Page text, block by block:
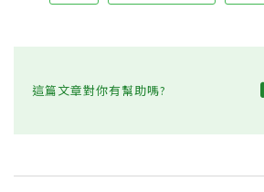
這篇文章對你有幫助嗎?